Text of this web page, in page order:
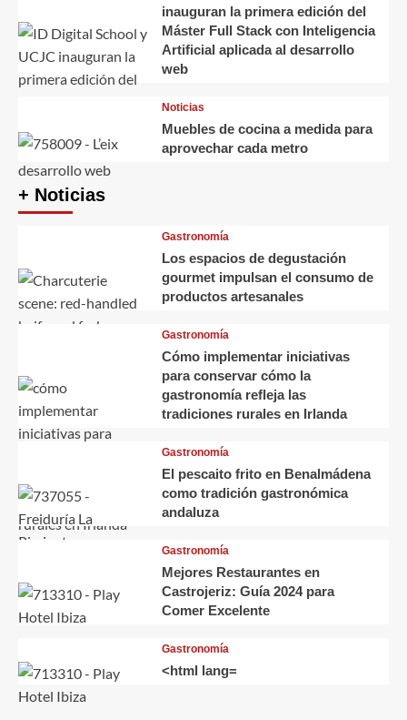
inauguran la primera edición del
Máster Full Stack con Inteligencia
Artificial aplicada al desarrollo
web
Noticias
Muebles de cocina a medida para
aprovechar cada metro
+ Noticias
Gastronomía
Los espacios de degustación
gourmet impulsan el consumo de
productos artesanales
Gastronomía
Cómo implementar iniciativas
para conservar cómo la
gastronomía refleja las
tradiciones rurales en Irlanda
Gastronomía
El pescaito frito en Benalmádena
como tradición gastronómica
andaluza
Gastronomía
Mejores Restaurantes en
Castrojeriz: Guía 2024 para
Comer Excelente
Gastronomía
<html lang=